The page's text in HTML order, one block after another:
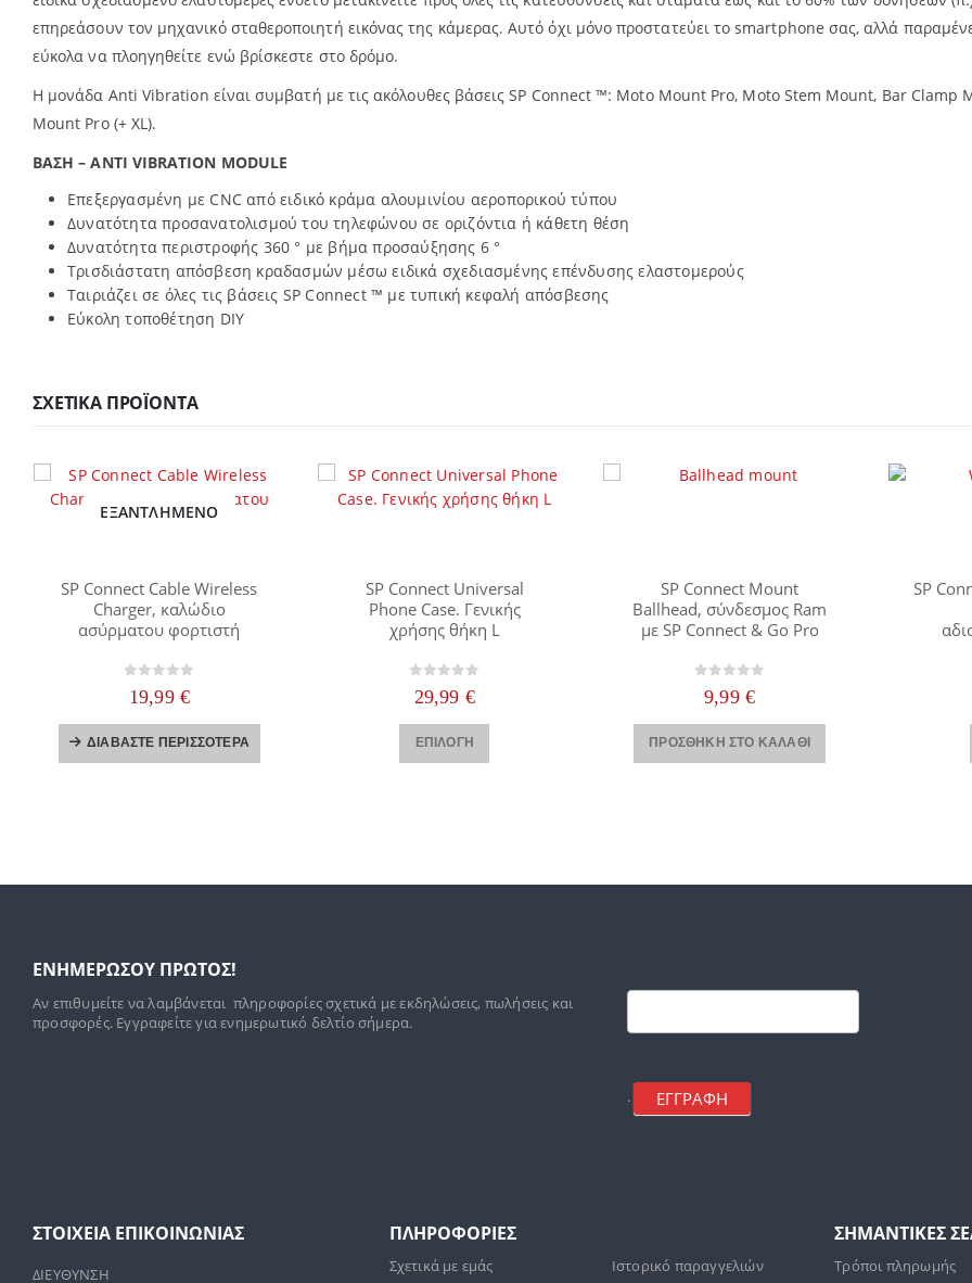
επηρεάσουν τον μηχανικό σταθεροποιητή εικόνας της κάμερας. Αυτό όχι μόνο προστατεύει το smartphone σας, αλλά
εύκολα να πλοηγηθείτε ενώ βρίσκεστε στο δρόμο.
Η μονάδα Anti Vibration είναι συμβατή με τις ακόλουθες βάσεις SP Connect ™: Moto Mount Pro, Moto Stem Mount, Bar
Mount Pro (+ XL).
ΒΑΣΗ – ANTI VIBRATION MODULE
Επεξεργασμένη με CNC από ειδικό κράμα αλουμινίου αεροπορικού τύπου
Δυνατότητα προσανατολισμού του τηλεφώνου σε οριζόντια ή κάθετη θέση
Δυνατότητα περιστροφής 360 ° με βήμα προσαύξησης 6 °
Τρισδιάστατη απόσβεση κραδασμών μέσω ειδικά σχεδιασμένης επένδυσης ελαστομερούς
Ταιριάζει σε όλες τις βάσεις SP Connect ™ με τυπική κεφαλή απόσβεσης
Εύκολη τοποθέτηση DIY
ΣΧΕΤΙΚΆ ΠΡΟΪΌΝΤΑ
ΕΞΑΝΤΛΗΜΈΝΟ
SP Connect Cable Wireless
Charger, καλώδιο
ασύρματου φορτιστή
19,99 €
ΔΙΑΒΆΣΤΕ ΠΕΡΙΣΣΌΤΕΡΑ
SP Connect Universal
Phone Case. Γενικής
χρήσης θήκη L
29,99 €
ΕΠΙΛΟΓΉ
Αυτό το προϊόν έχει πολλαπλές παραλλαγές. Οι επιλογές μπορούν να επιλεγούν στη σελίδα του προϊόντος
SP Connect Mount
Ballhead, σύνδεσμος Ram
με SP Connect & Go Pro
9,99 €
ΠΡΟΣΘΉΚΗ ΣΤΟ ΚΑΛΆΘΙ
SP
ΕΝΗΜΕΡΩΣΟΥ ΠΡΩΤΟΣ!
Αν επιθυμείτε να λαμβάνεται πληροφορίες σχετικά με εκδηλώσεις, πωλήσεις και
προσφορές. Εγγραφείτε για ενημερωτικό δελτίο σήμερα.
mailchimp
. ΕΓΓΡΑΦΗ
ΣΤΟΙΧΕΊΑ ΕΠΙΚΟΙΝΩΝΊΑΣ
ΔΙΕΥΘΥΝΣΗ
ΠΛΗΡΟΦΟΡΙΕΣ
Σχετικά με εμάς
Ιστορικό παραγγελιών
ΣΗΜΑΝΤΙΚΕΣ
Τρόποι πληρωμής